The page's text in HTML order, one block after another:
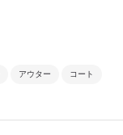
アウター コート